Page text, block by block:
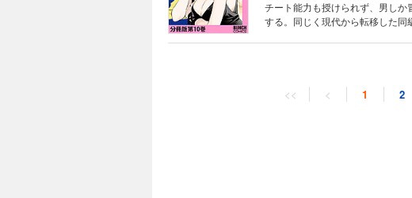
チート能力も授けられず、男し
する。同じく現代から転移した
JKハルは異世界で娼婦にな
165円 (税込)
どこにでもいる普通の女子高生
チート能力も授けられず、男し
する。同じく現代から転移した
<< < 1 2